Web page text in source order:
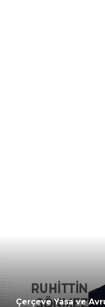
Çerçeve Yasa ve